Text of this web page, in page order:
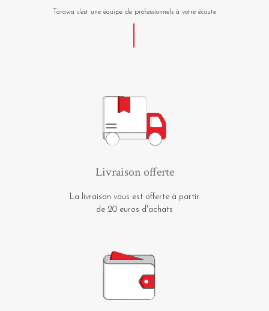
Tarawa c'est une équipe de professionnels à votre écoute
Livraison offerte
La livraison vous est offerte à partir
de 20 euros d'achats